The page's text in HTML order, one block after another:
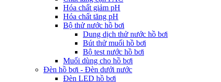
Hóa chất giảm pH
Hóa chất tăng pH
Bộ thử nước hồ bơi
Dung dịch thử nước hồ bơi
Bút thử muối hồ bơi
Bộ test nước hồ bơi
Muối dùng cho hồ bơi
Đèn hồ bơi - Đèn dưới nước
Đèn LED hồ bơi